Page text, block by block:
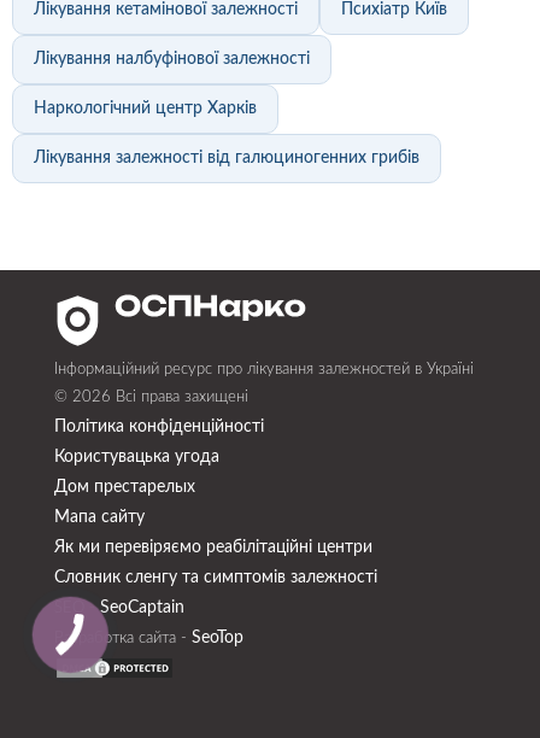
Лікування кетамінової залежності Психіатр Київ
Лікування налбуфінової залежності
Наркологічний центр Харків
Лікування залежності від галюциногенних грибів
Інформаційний ресурс про лікування залежностей в Україні
© 2026 Всі права захищені
Політика конфіденційності
Користувацька угода
Дом престарелых
Мапа сайту
Як ми перевіряємо реабілітаційні центри
Словник сленгу та симптомів залежності
SEO -SeoСaptain
Разработка сайта - SeoTop